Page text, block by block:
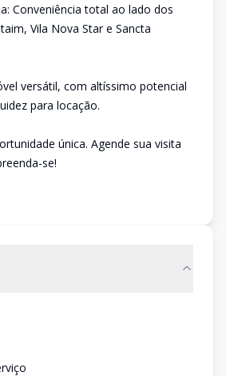
Conveniência total ao lado dos
Vila Nova Star e Sancta
versátil, com altíssimo potencial
para locação.
única. Agende sua visita
se!